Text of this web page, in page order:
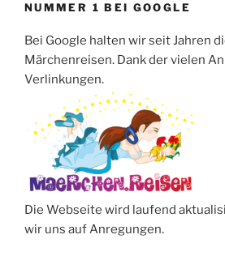
NUMMER 1 BEI GOOGLE
Bei Google halten wir seit Jahren
Märchenreisen. Dank der vielen
Verlinkungen.
Die Webseite wird laufend
wir uns auf Anregungen.